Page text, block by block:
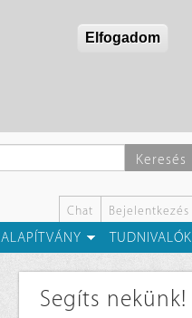
Elfogadom
Keresés
Chat Bejelentkezés
ALAPÍTVÁNY TUDNIVALÓK
Segíts nekünk!